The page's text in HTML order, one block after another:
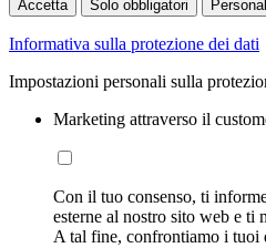
Accetta Solo obbligatori
Informativa sulla protezione dei dati
Impostazioni personali sulla
Marketing attraverso il
Con il tuo consenso, ti
esterne al nostro sito web e ti
A tal fine, confrontiamo i tuoi